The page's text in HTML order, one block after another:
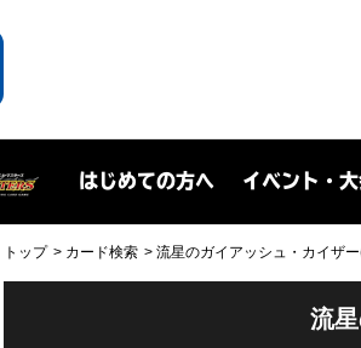
はじめての方へ イベント・
トップ カード検索 流星のガイアッシュ・カイザ
流